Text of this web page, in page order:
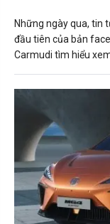
Những ngày qua, tin
đầu tiên của bản
Carmudi tìm hiểu